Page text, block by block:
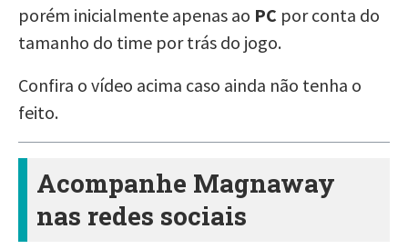
porém inicialmente apenas ao PC por conta do
tamanho do time por trás do jogo.
Confira o vídeo acima caso ainda não tenha o
feito.
Acompanhe Magnaway
nas redes sociais